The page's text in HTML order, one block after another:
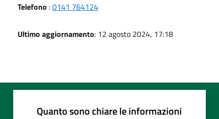
Telefono :0141 764124
Ultimo aggiornamento: 12 agosto 2024, 17:18
Quanto sono chiare le informazioni